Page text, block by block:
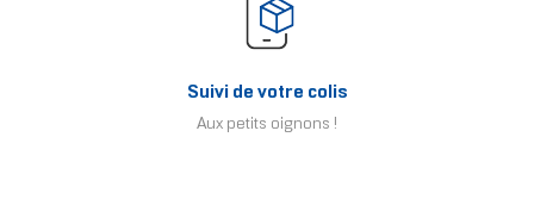
Suivi de votre colis
Aux petits oignons !